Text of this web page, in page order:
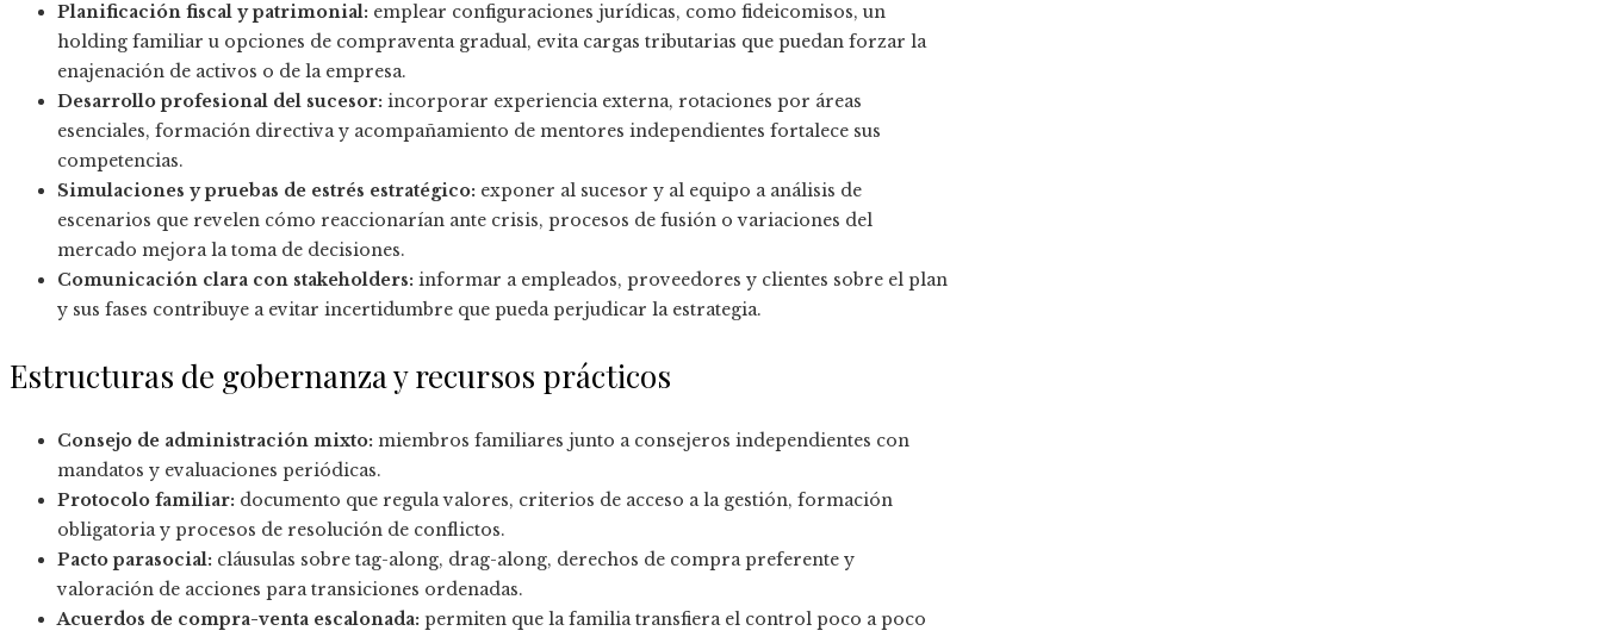
Planificación fiscal y patrimonial: emplear configuraciones jurídicas, como fideicomisos, un
holding familiar u opciones de compraventa gradual, evita cargas tributarias que puedan forzar la
enajenación de activos o de la empresa.
Desarrollo profesional del sucesor: incorporar experiencia externa, rotaciones por áreas
esenciales, formación directiva y acompañamiento de mentores independientes fortalece sus
competencias.
Simulaciones y pruebas de estrés estratégico: exponer al sucesor y al equipo a análisis de
escenarios que revelen cómo reaccionarían ante crisis, procesos de fusión o variaciones del
mercado mejora la toma de decisiones.
Comunicación clara con stakeholders: informar a empleados, proveedores y clientes sobre el plan
y sus fases contribuye a evitar incertidumbre que pueda perjudicar la estrategia.
Estructuras de gobernanza y recursos prácticos
Consejo de administración mixto: miembros familiares junto a consejeros independientes con
mandatos y evaluaciones periódicas.
Protocolo familiar: documento que regula valores, criterios de acceso a la gestión, formación
obligatoria y procesos de resolución de conflictos.
Pacto parasocial: cláusulas sobre tag-along, drag-along, derechos de compra preferente y
valoración de acciones para transiciones ordenadas.
Acuerdos de compra-venta escalonada: permiten que la familia transfiera el control poco a poco